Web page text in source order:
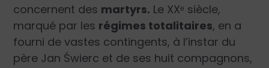
concernent des martyrs. Le XXᵉ siècle,
marqué par les régimes totalitaires, en a
fourni de vastes contingents, à l’instar du
père Jan Świerc et de ses huit compagnons,